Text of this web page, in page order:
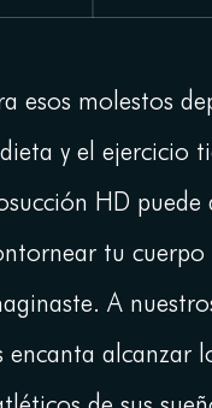
Funciona la
la Lipoescultura HD
Puede Tratar la
Puede Combinar la
HD vs.
¿Cuál es la
y Recuperación
esos molestos
y el ejercicio
HD puede
tu cuerpo
A
encanta alcanzar